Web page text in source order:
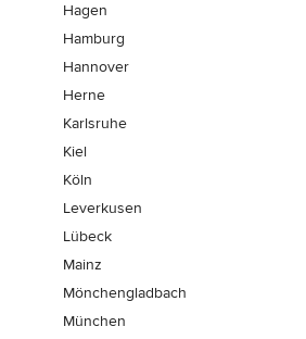
Hagen
Hamburg
Hannover
Herne
Karlsruhe
Kiel
Köln
Leverkusen
Lübeck
Mainz
Mönchen­gladbach
München